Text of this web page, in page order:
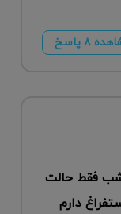
۸ پاسخ
فقط حالت
دارم